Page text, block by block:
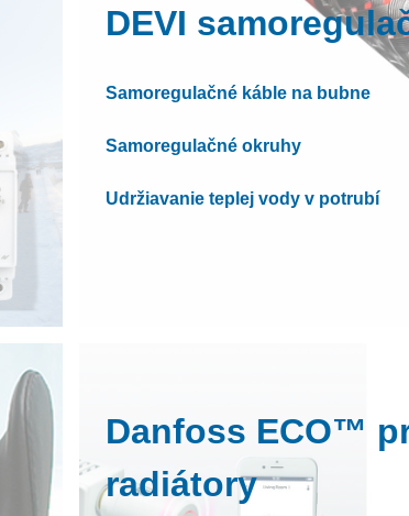
DEVI
Samoregulačné káble na bubne
Samoregulačné okruhy
Udržiavanie teplej vody v potrubí
Danfoss ECO™
radiátory